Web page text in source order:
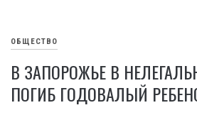
ОБЩЕСТВО
В ЗАПОРОЖЬЕ В
ПОГИБ ГОДОВАЛЫЙ